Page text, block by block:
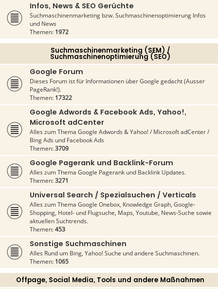
Infos, News & SEO Gerüchte
Suchmaschinenmarketing bzw. Suchmaschinenoptimierung Infos
und News
Themen: 1972
Suchmaschinenmarketing (SEM) /
Suchmaschinenoptimierung (SEO)
Google Forum
Dieses Forum ist für Informationen über Google gedacht (Ausser
PageRank!).
Themen: 17322
Google Adwords & Facebook Ads, Yahoo!,
Microsoft adCenter
Alles zum Thema Google Adwords & Yahoo! / Microsoft adCenter /
Bing Ads und Facebook Ads
Themen:3709
Google Pagerank und Backlink-Forum
Alles zum Thema Google Pagerank und Backlink Updates.
Themen:3271
Universal Search / Spezialsuchen / Verticals
Alles zum Thema Google Onebox, Knowledge Graph, Google-
Shopping, Hotel- und Flugsuche, Maps, Youtube, News-Suche sowie
aktuellen Suchtrends.
Themen:453
Sonstige Suchmaschinen
Alles Rund um Bing, Yahoo! Suche und andere Suchmaschinen.
Themen: 1065
Offpage, Social Media, Tools und andere Maßnahmen